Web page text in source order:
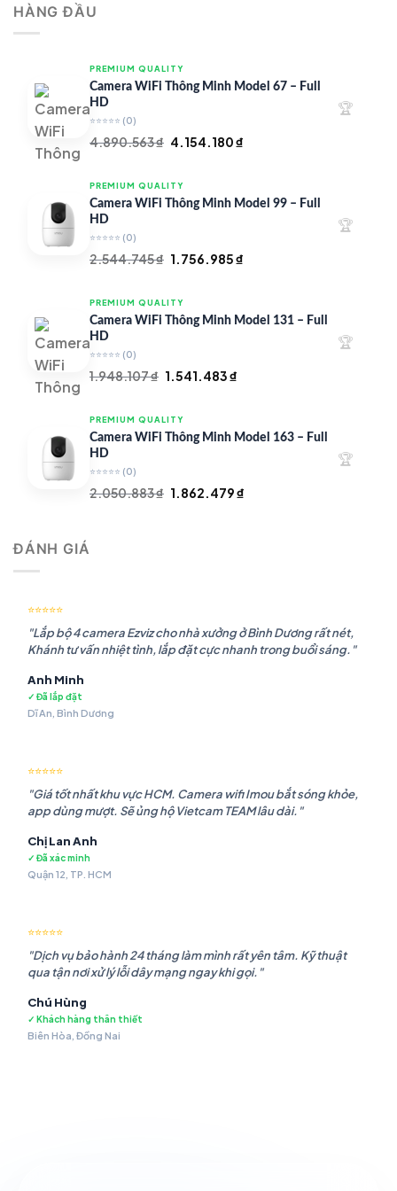
HÀNG ĐẦU
PREMIUM QUALITY
Camera WiFi Thông Minh Model 67 – Full
HD
⭐⭐⭐⭐⭐ (0)
4.890.563₫ Giá
là:
4.890.563 ₫.
4.154.180₫
là:
🏆
PREMIUM QUALITY
Camera WiFi Thông Minh Model 99 – Full
HD
⭐⭐⭐⭐⭐ (0)
2.544.745₫ Giá
là:
2.544.745 ₫.
1.756.985₫
là:
🏆
PREMIUM QUALITY
Camera WiFi Thông Minh Model 131 – Full
HD
⭐⭐⭐⭐⭐ (0)
1.948.107₫ Giá
là:
1.948.107 ₫.
1.541.483₫
là:
🏆
PREMIUM QUALITY
Camera WiFi Thông Minh Model 163 – Full
HD
⭐⭐⭐⭐⭐ (0)
2.050.883₫ Giá
1.862.479₫
🏆
ĐÁNH GIÁ
⭐⭐⭐⭐⭐
"Lắp bộ 4 camera Ezviz cho nhà xưởng ở Bình Dương rất nét,
Khánh tư vấn nhiệt tình, lắp đặt cực nhanh trong buổi sáng."
Anh Minh
✓ Đã lắp đặt
Dĩ An, Bình Dương
⭐⭐⭐⭐⭐
"Giá tốt nhất khu vực HCM. Camera wifi Imou bắt sóng khỏe,
app dùng mượt. Sẽ ủng hộ Vietcam TEAM lâu dài."
Chị Lan Anh
✓ Đã xác minh
Quận 12, TP. HCM
⭐⭐⭐⭐⭐
"Dịch vụ bảo hành 24 tháng làm mình rất yên tâm. Kỹ thuật
qua tận nơi xử lý lỗi dây mạng ngay khi gọi."
Chú Hùng
✓ Khách hàng thân thiết
Biên Hòa, Đồng Nai